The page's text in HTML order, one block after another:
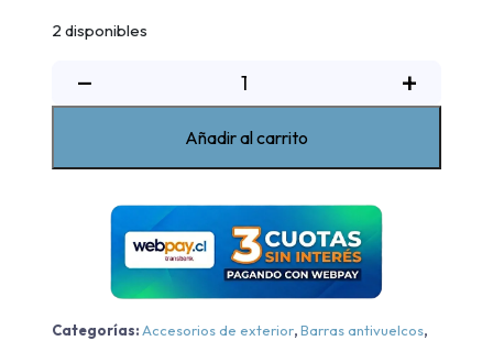
2 disponibles
−
Hilux
2005-
2015
cantidad
+
Añadir al carrito
Categorías:Accesorios de exterior,Barras antivuelcos,